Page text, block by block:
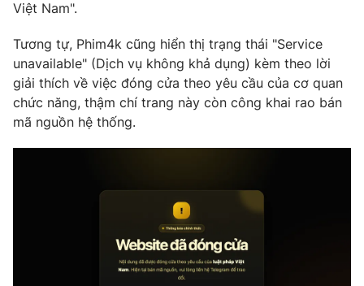
Việt Nam".
Tương tự, Phim4k cũng hiển thị trạng thái "Service
unavailable" (Dịch vụ không khả dụng) kèm theo lời
giải thích về việc đóng cửa theo yêu cầu của cơ quan
chức năng, thậm chí trang này còn công khai rao bán
mã nguồn hệ thống.